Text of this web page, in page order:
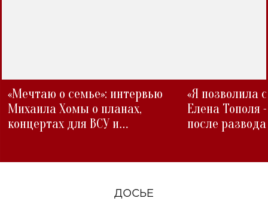
«Мечтаю о семье»: интервью
Михаила Хомы о планах,
концертах для ВСУ и
«Я позволила
Елена Тополя
после развода
ДОСЬЕ